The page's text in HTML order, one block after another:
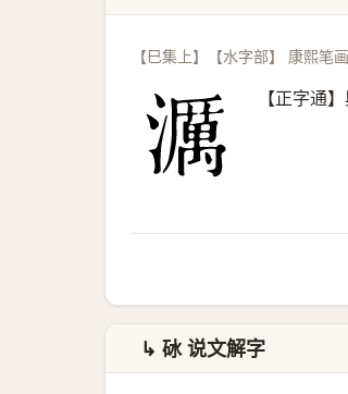
【巳集上】【水字部】 康熙笔
【正字通
↳ 砅 说文解字